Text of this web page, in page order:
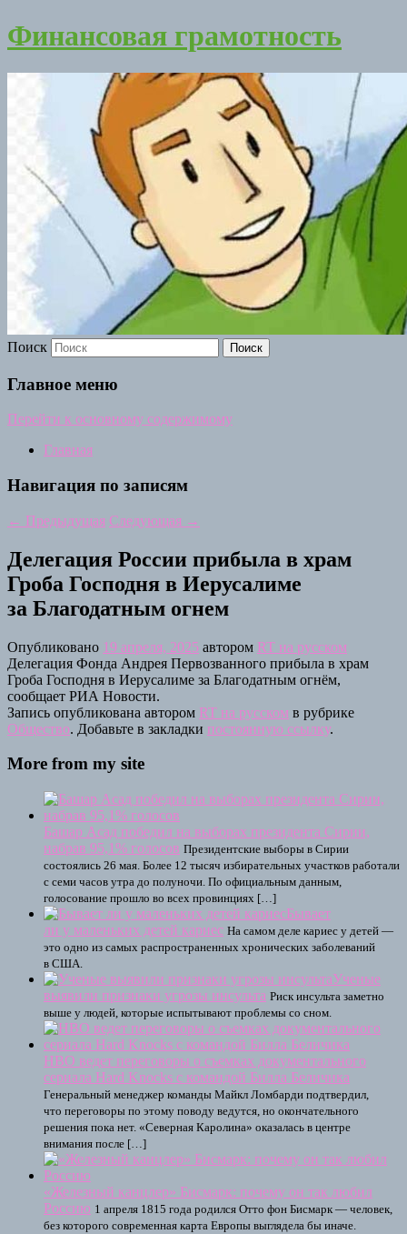
Финансовая грамотность
Поиск
Главное меню
Перейти к основному содержимому
Главная
Навигация по записям
← Предыдущая Следующая →
Делегация России прибыла в храм
Гроба Господня в Иерусалиме
за Благодатным огнем
Опубликовано 19 апреля, 2025 автором RT на русском
Делегация Фонда Андрея Первозванного прибыла в храм
Гроба Господня в Иерусалиме за Благодатным огнём,
сообщает РИА Новости.
Запись опубликована автором RT на русском в рубрике
Общество. Добавьте в закладки постоянную ссылку.
More from my site
Башар Асад победил на выборах президента Сирии,
набрав 95,1% голосов Президентские выборы в Сирии
состоялись 26 мая. Более 12 тысяч избирательных участков работали
с семи часов утра до полуночи. По официальным данным,
голосование прошло во всех провинциях […]
Бывает
ли у маленьких детей кариес На самом деле кариес у детей —
это одно из самых распространенных хронических заболеваний
в США.
Ученые
выявили признаки угрозы инсульта Риск инсульта заметно
выше у людей, которые испытывают проблемы со сном.
HBO ведет переговоры о съемках документального
сериала Hard Knocks с командой Билла Беличика
Генеральный менеджер команды Майкл Ломбарди подтвердил,
что переговоры по этому поводу ведутся, но окончательного
решения пока нет. «Северная Каролина» оказалась в центре
внимания после […]
«Железный канцлер» Бисмарк: почему он так любил
Россию 1 апреля 1815 года родился Отто фон Бисмарк — человек,
без которого современная карта Европы выглядела бы иначе.